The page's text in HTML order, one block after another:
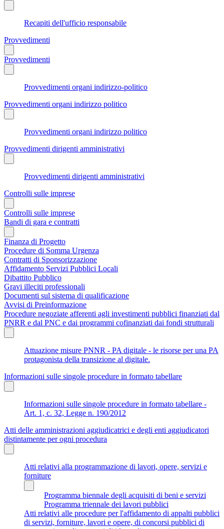
Recapiti dell'ufficio responsabile
Provvedimenti
Provvedimenti
Provvedimenti organi indirizzo-politico
Provvedimenti organi indirizzo politico
Provvedimenti organi indirizzo politico
Provvedimenti dirigenti amministrativi
Provvedimenti dirigenti amministrativi
Controlli sulle imprese
Controlli sulle imprese
Bandi di gara e contratti
Finanza di Progetto
Procedure di Somma Urgenza
Contratti di Sponsorizzazione
Affidamento Servizi Pubblici Locali
Dibattito Pubblico
Gravi illeciti professionali
Documenti sul sistema di qualificazione
Avvisi di Preinformazione
Procedure negoziate afferenti agli investimenti pubblici finanziati dal
PNRR e dal PNC e dai programmi cofinanziati dai fondi strutturali
Attuazione misure PNNR - PA digitale - le risorse per una PA
protagonista della transizione al digitale.
Informazioni sulle singole procedure in formato tabellare
Informazioni sulle singole procedure in formato tabellare -
Art. 1, c. 32, Legge n. 190/2012
Atti delle amministrazioni aggiudicatrici e degli enti aggiudicatori
distintamente per ogni procedura
Atti relativi alla programmazione di lavori, opere, servizi e
forniture
Programma biennale degli acquisiti di beni e servizi
Programma triennale dei lavori pubblici
Atti relativi alle procedure per l'affidamento di appalti pubblici
di servizi, forniture, lavori e opere, di concorsi pubblici di